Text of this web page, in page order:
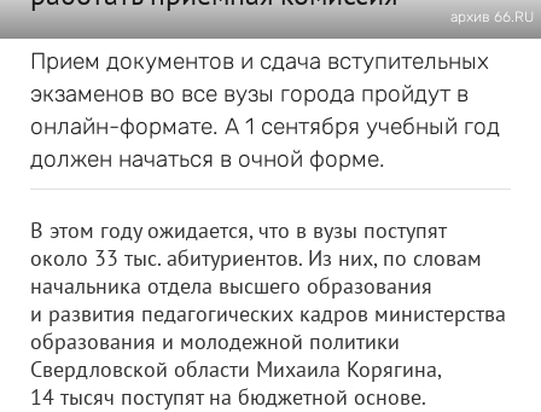
архив 66.RU
Прием документов и сдача вступительных
экзаменов во все вузы города пройдут в
онлайн-формате. А 1 сентября учебный год
должен начаться в очной форме.
В этом году ожидается, что в вузы поступят
около 33 тыс. абитуриентов. Из них, по словам
начальника отдела высшего образования
и развития педагогических кадров министерства
образования и молодежной политики
Свердловской области Михаила Корягина,
14 тысяч поступят на бюджетной основе.